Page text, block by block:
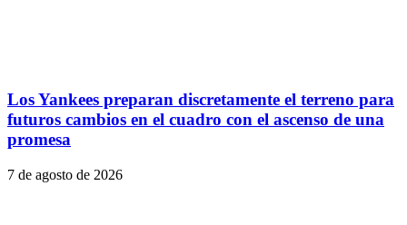
Los Yankees preparan discretamente el terreno para
futuros cambios en el cuadro con el ascenso de una
promesa
7 de agosto de 2026